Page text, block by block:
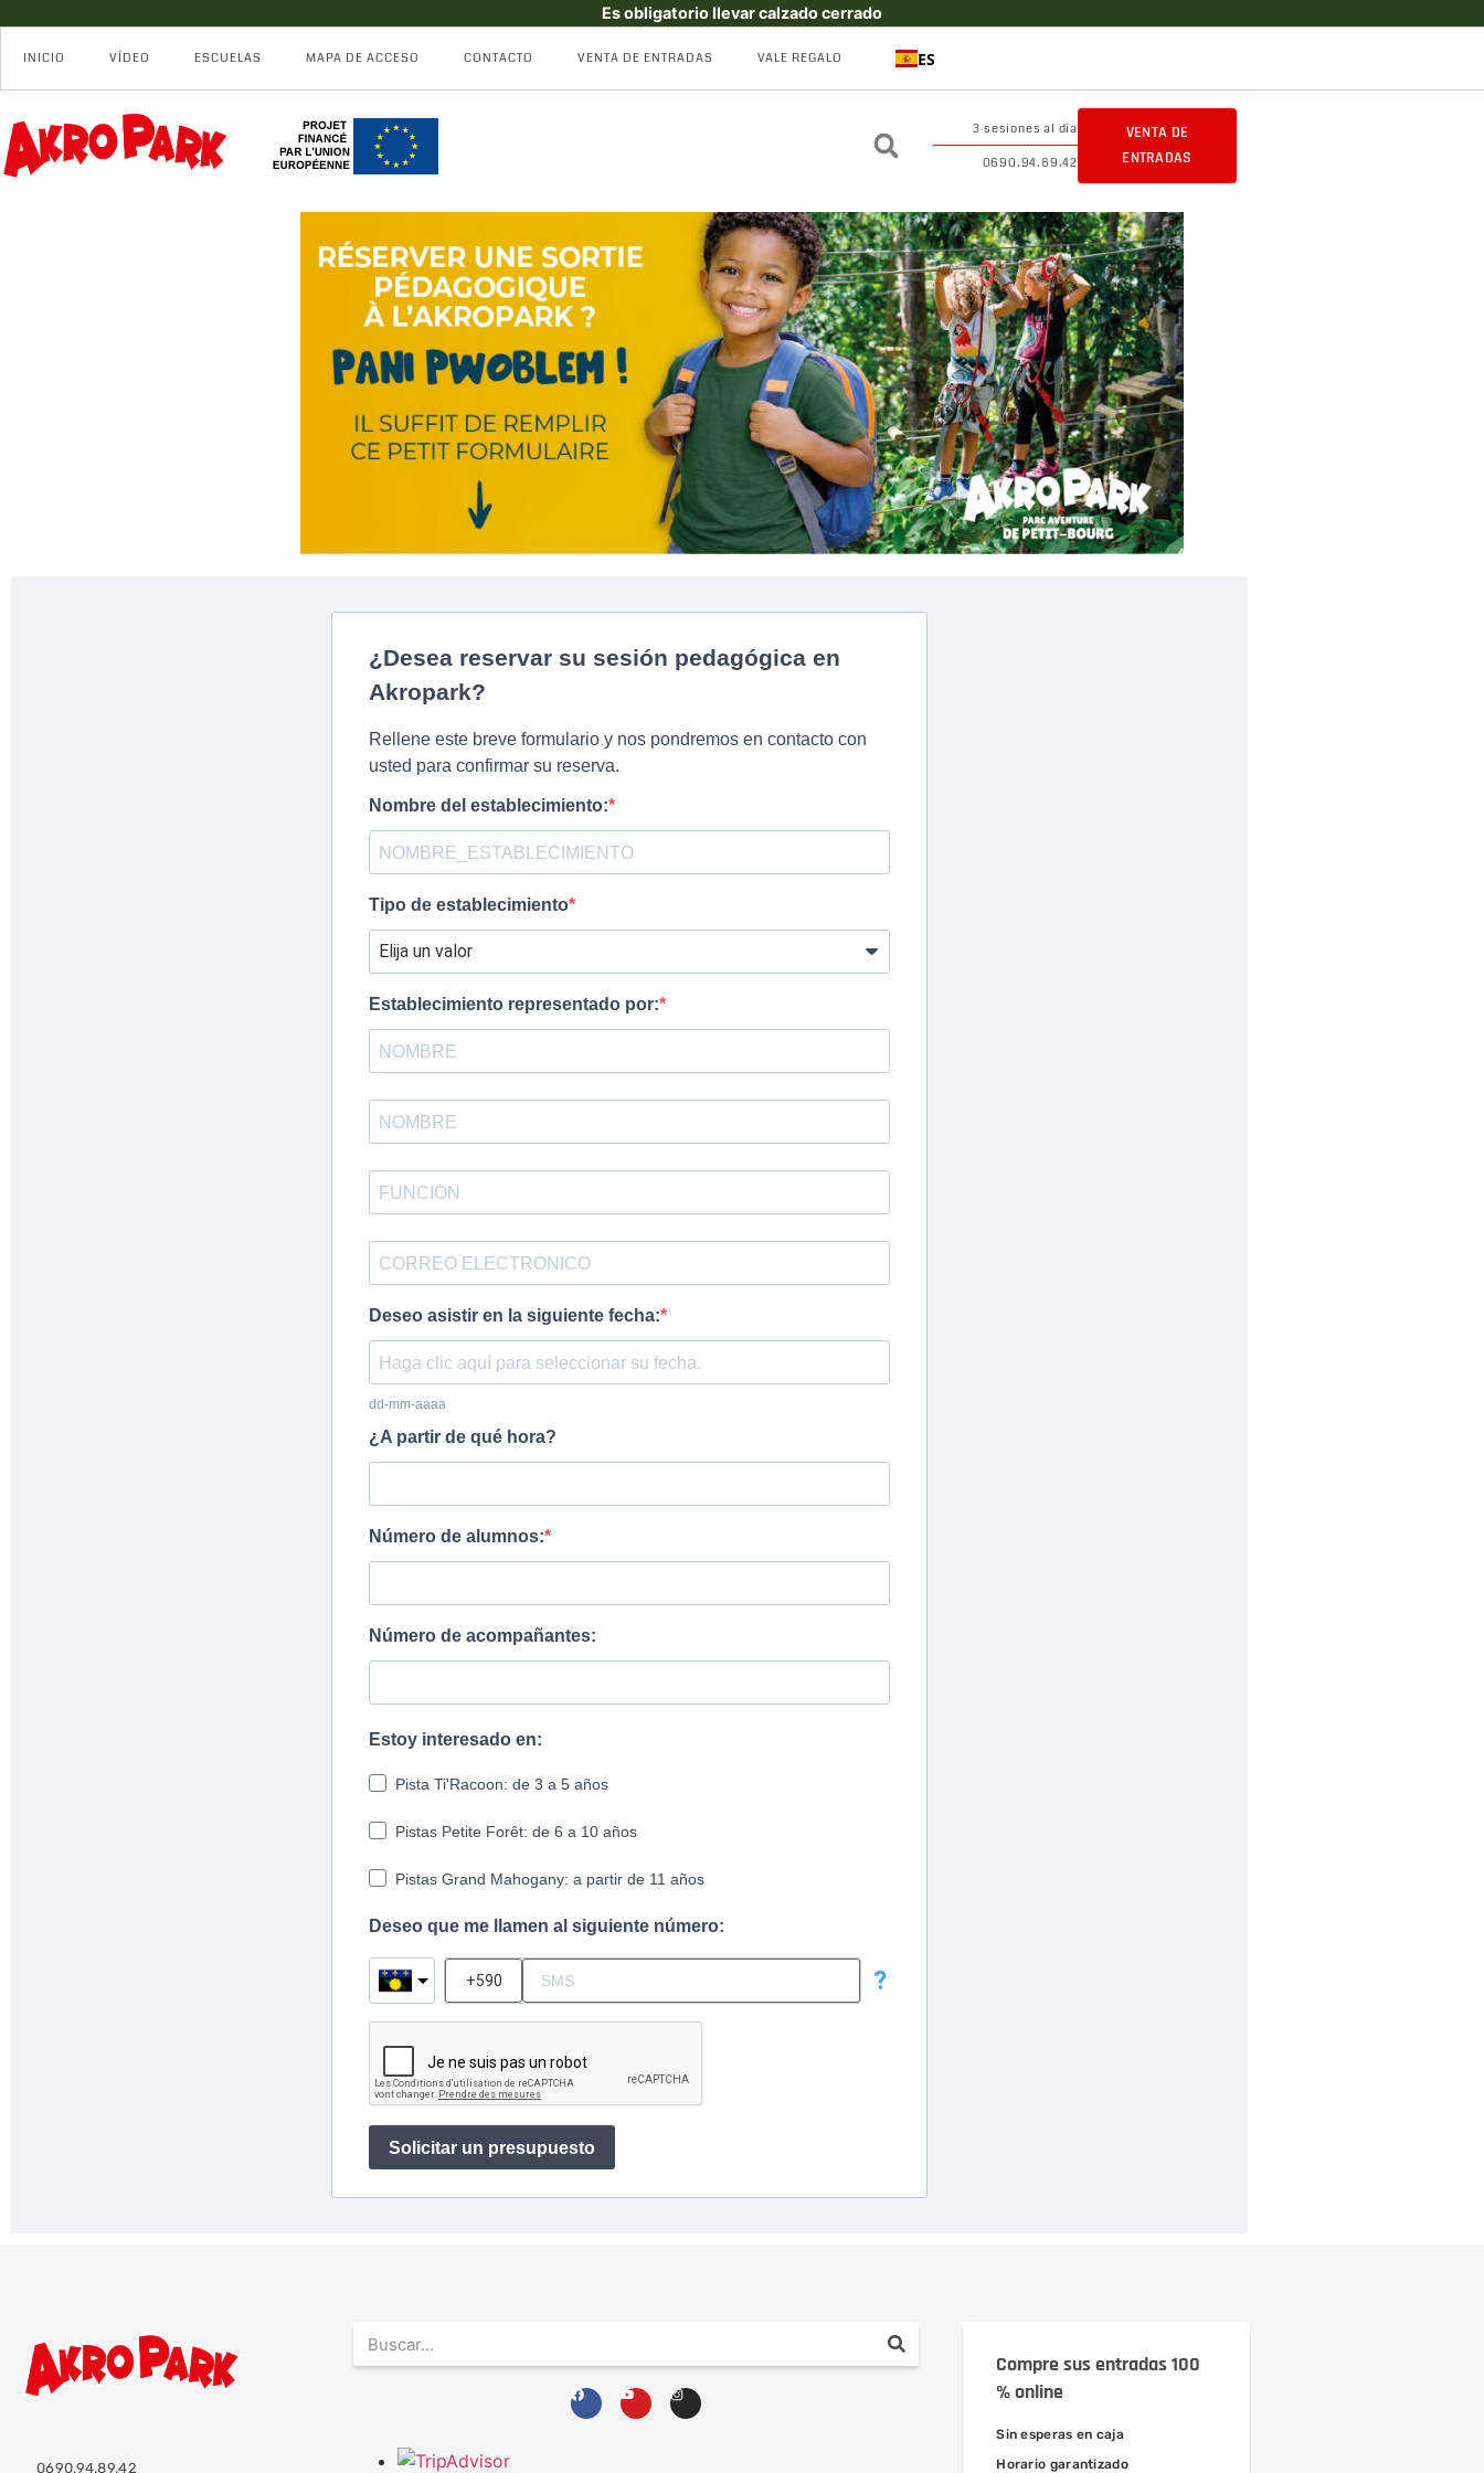
Es obligatorio llevar calzado cerrado
INICIO VÍDEO ESCUELAS MAPA DE ACCESO CONTACTO VENTA DE ENTRADAS VALE REGALO ES
3 sesiones al día
0690.94.89.42
VENTA DE
ENTRADAS
¿Desea reservar su sesión pedagógica en
Akropark?
Rellene este breve formulario y nos pondremos en contacto con
usted para confirmar su reserva.
Nombre del establecimiento:
Tipo de establecimiento
Establecimiento representado por:
Deseo asistir en la siguiente fecha:
dd-mm-aaaa
¿A partir de qué hora?
Número de alumnos:
Número de acompañantes:
Estoy interesado en:
Pista Ti'Racoon: de 3 a 5 años
Pistas Petite Forêt: de 6 a 10 años
Pistas Grand Mahogany: a partir de 11 años
Deseo que me llamen al siguiente número:
?
Solicitar un presupuesto
0690.94.89.42
Compre sus entradas 100
% online
Sin esperas en caja
Horario garantizado